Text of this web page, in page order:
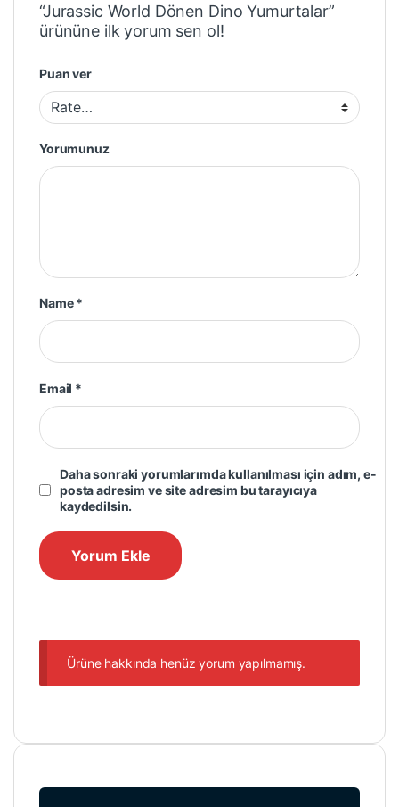
“Jurassic World Dönen Dino Yumurtalar”
ürününe ilk yorum sen ol!
Puan ver
Yorumunuz
Name*
Email *
Daha sonraki yorumlarımda kullanılması için adım, e-
posta adresim ve site adresim bu tarayıcıya
kaydedilsin.
Ürüne hakkında henüz yorum yapılmamış.